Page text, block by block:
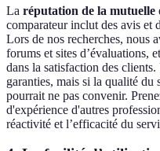
La réputation de la mutuelle
comparateur inclut des avis et
Lors de nos recherches, nous
forums et sites d’évaluations,
dans la satisfaction des
garanties, mais si la qualité
pourrait ne pas convenir.
d'expérience d'autres
réactivité et l’efficacité du